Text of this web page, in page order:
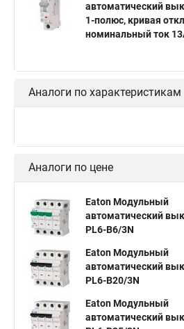
автоматический
1-полюс, кривая
номинальный ток
Аналоги по характеристикам
Аналоги по цене
Eaton Модульный
автоматический
PL6-B6/3N
Eaton Модульный
автоматический
PL6-B20/3N
Eaton Модульный
автоматический